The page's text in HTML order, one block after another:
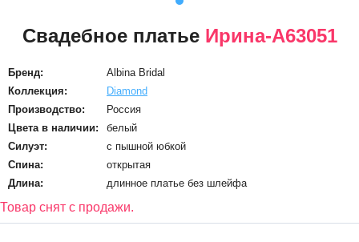
Свадебное платье Ирина-А63051
Бренд:
Albina Bridal
Коллекция:
Diamond
Производство:
Россия
Цвета в наличии:
белый
Силуэт:
с пышной юбкой
Спина:
открытая
Длина:
длинное платье без шлейфа
Товар снят с продажи.